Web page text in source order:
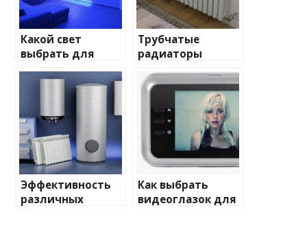
Какой свет
выбрать для
домашнего
освещения
Трубчатые
радиаторы
отопления: виды
и характеристики
Эффективность
различных
Как выбрать
видеоглазок для